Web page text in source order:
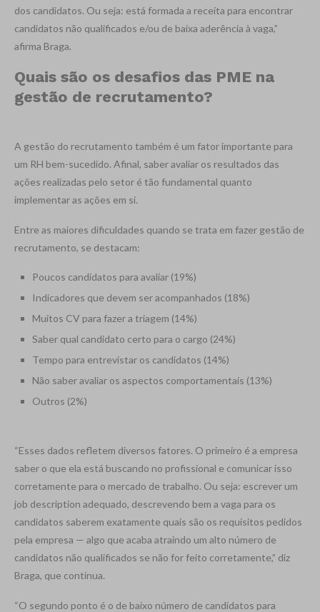
dos candidatos. Ou seja: está formada a receita para encontrar
candidatos não qualificados e/ou de baixa aderência à vaga,”
afirma Braga.
Quais são os desafios das PME na
gestão de recrutamento?
A gestão do recrutamento também é um fator importante para
um RH bem-sucedido. Afinal, saber avaliar os resultados das
ações realizadas pelo setor é tão fundamental quanto
implementar as ações em si.
Entre as maiores dificuldades quando se trata em fazer gestão de
recrutamento, se destacam:
Poucos candidatos para avaliar (19%)
Indicadores que devem ser acompanhados (18%)
Muitos CV para fazer a triagem (14%)
Saber qual candidato certo para o cargo (24%)
Tempo para entrevistar os candidatos (14%)
Não saber avaliar os aspectos comportamentais (13%)
Outros (2%)
“Esses dados refletem diversos fatores. O primeiro é a empresa
saber o que ela está buscando no profissional e comunicar isso
corretamente para o mercado de trabalho. Ou seja: escrever um
job description adequado, descrevendo bem a vaga para os
candidatos saberem exatamente quais são os requisitos pedidos
pela empresa — algo que acaba atraindo um alto número de
candidatos não qualificados se não for feito corretamente,” diz
Braga, que continua.
“O segundo ponto é o de baixo número de candidatos para